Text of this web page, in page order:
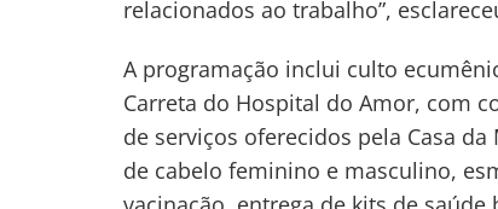
relacionados ao trabalho”,
A programação inclui culto
Carreta do Hospital do Amor, com
de serviços oferecidos pela Casa
de cabelo feminino e masculino,